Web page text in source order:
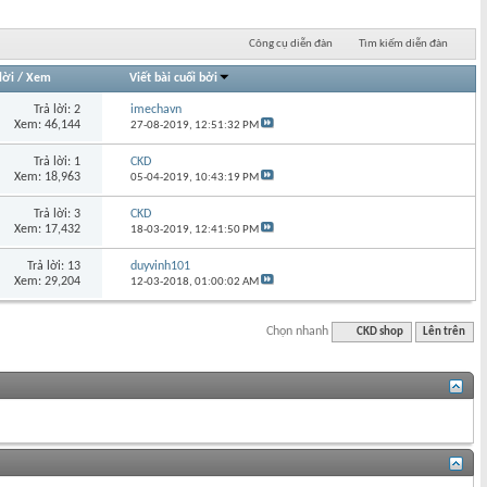
Công cụ diễn đàn Tìm kiếm diễn đàn
/ Xem Viết bài cuối bởi
Trả lời: 2
Xem: 46,144
imechavn
27-08-2019, 12:51:32 PM
Trả lời: 1
Xem: 18,963
CKD
05-04-2019, 10:43:19 PM
Trả lời: 3
Xem: 17,432
CKD
18-03-2019, 12:41:50 PM
Trả lời: 13
Xem: 29,204
duyvinh101
12-03-2018,01:00:02 AM
Chọn nhanh CKD shop Lên trên